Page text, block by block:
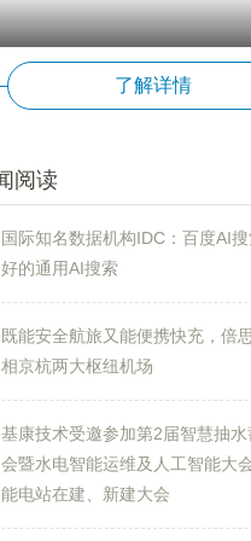
了解详情
阅读
国际知名数据机构IDC：百度AI
好的通用AI搜索
既能安全航旅又能便携快充，倍
相京杭两大枢纽机场
基康技术受邀参加第2届智慧抽
会暨水电智能运维及人工智能大
能电站在建、新建大会